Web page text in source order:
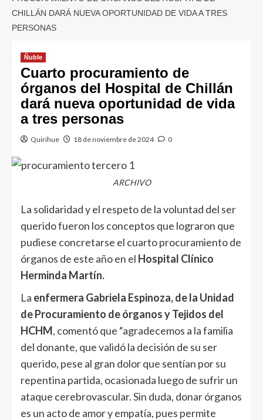
CHILLÁN DARÁ NUEVA OPORTUNIDAD DE VIDA A TRES
PERSONAS
Ñuble
Cuarto procuramiento de
órganos del Hospital de Chillán
dará nueva oportunidad de vida
a tres personas
Quirihue 18 de noviembre de 2024 0
ARCHIVO
La solidaridad y el respeto de la voluntad del ser
querido fueron los conceptos que lograron que
pudiese concretarse el cuarto procuramiento de
órganos de este año en el Hospital Clínico
Herminda Martín.
La enfermera Gabriela Espinoza, de la Unidad
de Procuramiento de órganos y Tejidos del
HCHM, comentó que “agradecemos a la familia
del donante, que validó la decisión de su ser
querido, pese al gran dolor que sentían por su
repentina partida, ocasionada luego de sufrir un
ataque cerebrovascular. Sin duda, donar órganos
es un acto de amor y empatía, pues permite